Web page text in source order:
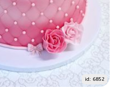
id: 6852